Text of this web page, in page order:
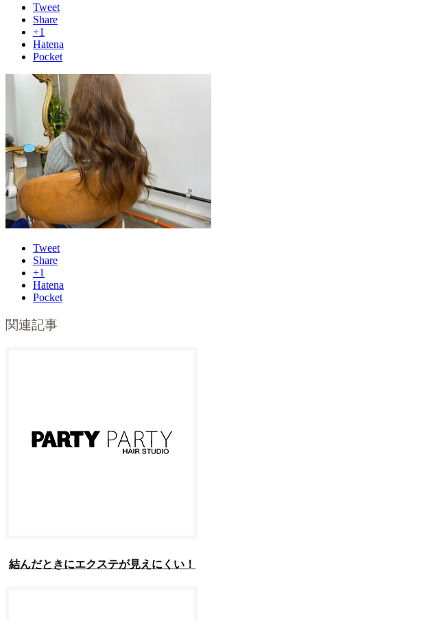
Tweet
Share
+1
Hatena
Pocket
Tweet
Share
+1
Hatena
Pocket
関連記事
結んだときにエクステが見えにくい！